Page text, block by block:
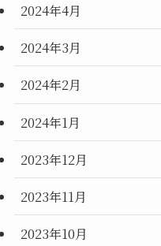
2024年4月
2024年3月
2024年2月
2024年1月
2023年12月
2023年11月
2023年10月